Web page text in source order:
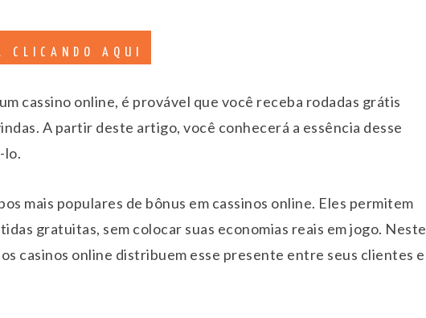
CLICANDO AQUI
cassino online, é provável que você receba rodadas grátis
A partir deste artigo, você conhecerá a essência desse
lo.
mais populares de bônus em cassinos online. Eles permitem
gratuitas, sem colocar suas economias reais em jogo. Neste
casinos online distribuem esse presente entre seus clientes e